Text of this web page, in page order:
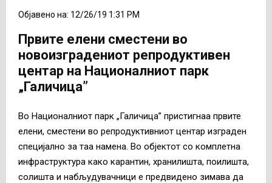
Објавено на: 12/26/19 1:31 PM
Првите елени сместени во
новоизградениот репродуктивен
центар на Националниот парк
„Галичица”
Во Националниот парк „Галичица” пристигнаа првите
елени, сместени во репродуктивниот центар изграден
специјално за таа намена. Во објектот со комплетна
инфраструктура како карантин, хранилишта, поилишта,
солишта и набљудувачници е предвидено зимава да